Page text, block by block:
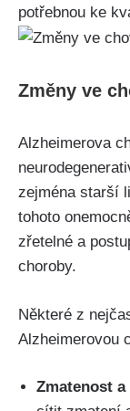
potřebnou ke
Změny ve
Alzheimerova
zejména starší
tohoto
zřetelné a
choroby.
Některé z
Alzheimerovou
Zmatenost